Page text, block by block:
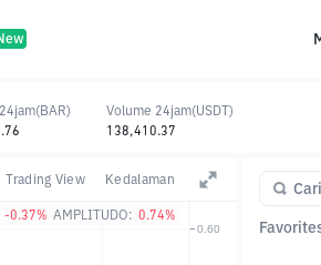
Trading View Kedalaman
-0.37% AMPLITUDO: 0.74%
Volume 24jam(USDT)
138,410.37